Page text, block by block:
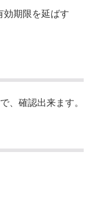
効期限を延ばす
、確認出来ます。